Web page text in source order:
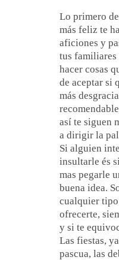
Lo primero
más feliz te
aficiones y
tus familiares
hacer cosas
de aceptar si
más
así te siguen
a dirigir la
Si alguien
insultarle és
mas pegarle
buena idea.
cualquier tipo
ofrecerte,
y si te
Las fiestas,
pascua, las